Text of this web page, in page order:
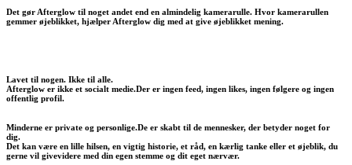
Det gør Afterglow til noget andet end en almindelig kamerarulle. Hvor kamerarullen
gemmer øjeblikket, hjælper Afterglow dig med at give øjeblikket mening.
Lavet til nogen. Ikke til alle.
Afterglow er ikke et socialt medie.Der er ingen feed, ingen likes, ingen følgere og ingen
offentlig profil.
Minderne er private og personlige.De er skabt til de mennesker, der betyder noget for
dig.
Det kan være en lille hilsen, en vigtig historie, et råd, en kærlig tanke eller et øjeblik, du
gerne vil givevidere med din egen stemme og dit eget nærvær.